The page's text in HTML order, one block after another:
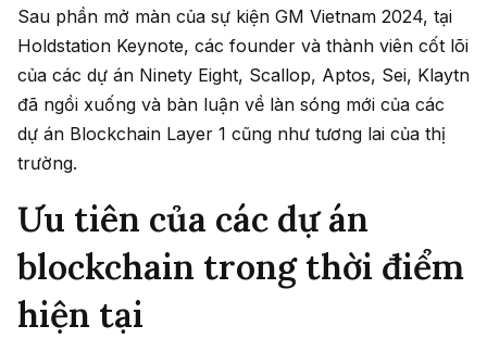
Sau phần mở màn của sự kiện GM Vietnam 2024, tại
Holdstation Keynote, các founder và thành viên cốt lõi
của các dự án Ninety Eight, Scallop, Aptos, Sei, Klaytn
đã ngồi xuống và bàn luận về làn sóng mới của các
dự án Blockchain Layer 1 cũng như tương lai của thị
trường.
Ưu tiên của các dự án
blockchain trong thời điểm
hiện tại